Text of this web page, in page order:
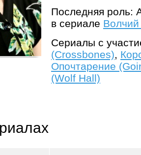
Последняя роль:
в сериале
Сериалы с
(Crossbones),
Опочтарение
(Wolf Hall)